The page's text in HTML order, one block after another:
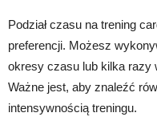
Podział czasu na trening
preferencji. Możesz
okresy czasu lub kilka razy
Ważne jest, aby znaleźć
intensywnością treningu.